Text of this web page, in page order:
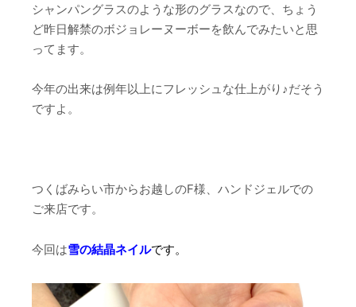
シャンパングラスのような形のグラスなので、ちょう
ど昨日解禁のボジョレーヌーボーを飲んでみたいと思
ってます。
今年の出来は例年以上にフレッシュな仕上がり♪だそう
ですよ。
つくばみらい市からお越しのF様、ハンドジェルでの
ご来店です。
今回は雪の結晶ネイルです。